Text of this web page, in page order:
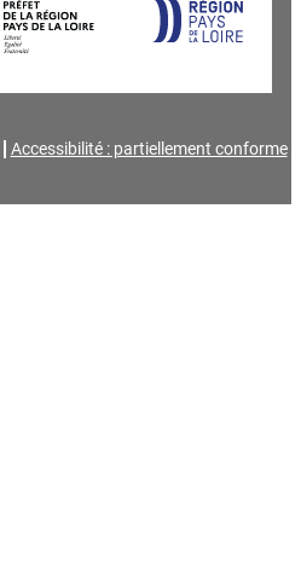
Accessibilité : partiellement conforme